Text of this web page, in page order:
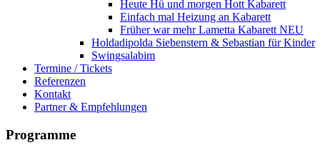
Heute Hü und morgen Hott Kabarett
Einfach mal Heizung an Kabarett
Früher war mehr Lametta Kabarett NEU
Holdadipolda Siebenstern & Sebastian für Kinder
Swingsalabim
Termine / Tickets
Referenzen
Kontakt
Partner & Empfehlungen
Programme